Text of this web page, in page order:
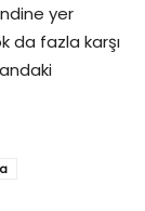
yer
da fazla karşı